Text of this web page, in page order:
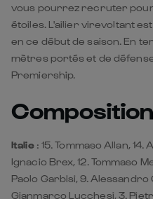
Premiership.
Italie: 15. Tommaso Allan, 14.
Paolo Garbisi, 9. Alessandro
Gianmarco Lucchesi, 3.
Cannone, 5. Federico Ruzza,
Lamaro (c), 8. Lorenzo
Remplaçants : 16. Giacomo